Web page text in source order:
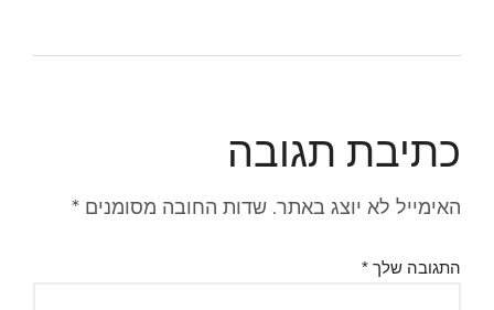
כתיבת תגובה
האימייל לא יוצג באתר. שדות החובה מסומנים *
התגובה שלך *